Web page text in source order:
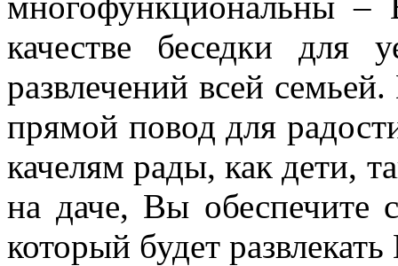
качестве беседки для
развлечений всей
прямой повод для
качелям рады, как дети,
на даче, Вы обеспечите
который будет